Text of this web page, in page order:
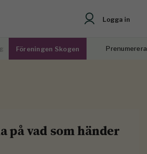
Logga in
Föreningen Skogen Prenumerera
på vad som händer